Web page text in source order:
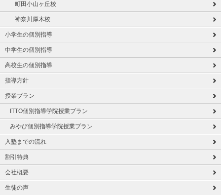
町田小山ヶ丘校
神奈川厚木校
小学生の個別指導
中学生の個別指導
高校生の個別指導
指導方針
授業プラン
ITTO個別指導学院授業プラン
みやび個別指導学院授業プラン
入塾までの流れ
割引特典
会社概要
生徒の声